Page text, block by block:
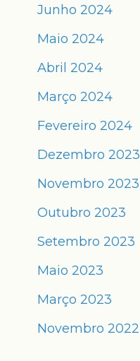
Junho 2024
Maio 2024
Abril 2024
Março 2024
Fevereiro 2024
Dezembro 2023
Novembro 2023
Outubro 2023
Setembro 2023
Maio 2023
Março 2023
Novembro 2022